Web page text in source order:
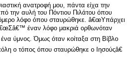
ανατροφή μου, πάντα είχα την
την αυλή του Πόντιου Πιλάτου όπου
λόφο όπου σταυρώθηκε. â€œΥπάρχει
έναν λόφο μακριά ορθωνόταν
ένα ύμνος. Όμως όταν κοίταξα στη Βίβλο
ο τόπος όπου σταυρώθηκε ο Ιησούςâ€